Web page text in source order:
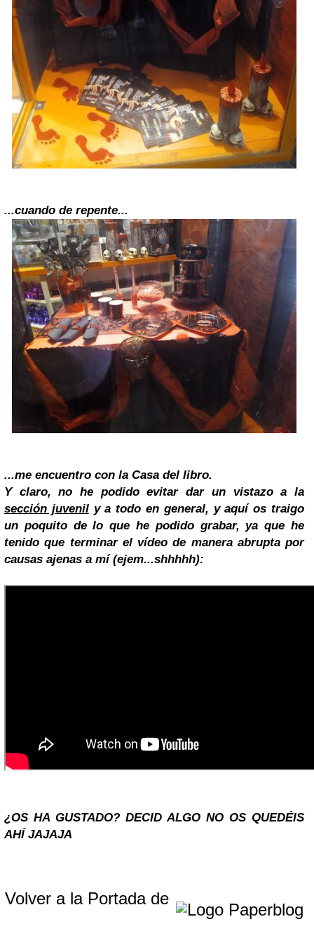
...cuando de repente...
...me encuentro con la Casa del libro.
Y claro, no he podido evitar dar un vistazo a la
sección juvenily a todo en general, y aquí os traigo
un poquito de lo que he podido grabar, ya que he
tenido que terminar el vídeo de manera abrupta por
causas ajenas a mí (ejem...shhhhh):
¿OS HA GUSTADO? DECID ALGO NO OS QUEDÉIS
AHÍ JAJAJA
Volver a la Portada de